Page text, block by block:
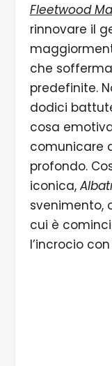
Fleetwood
rinnovare il
che
predefinite.
dodici
cosa
comunicare
profondo.
iconica,
svenimento,
cui è
l’incrocio